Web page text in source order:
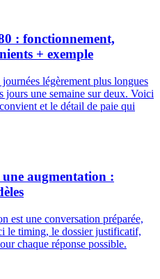
: fonctionnement,
+ exemple
légèrement plus longues
jours une semaine sur deux. Voici
et le détail de paie qui
augmentation :
est une conversation préparée,
le timing, le dossier justificatif,
chaque réponse possible.